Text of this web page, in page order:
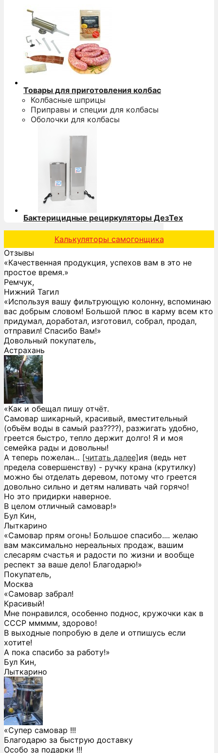
Товары для приготовления колбас
Колбасные шприцы
Приправы и специи для колбасы
Оболочки для колбасы
Бактерицидные рециркуляторы ДезТех
Калькуляторы самогонщика
Отзывы
«Качественная продукция, успехов вам в это не
простое время.»
Ремчук,
Нижний Тагил
«Используя вашу фильтрующую колонну, вспоминаю
вас добрым словом! Большой плюс в карму всем кто
придумал, доработал, изготовил, собрал, продал,
отправил! Спасибо Вам!»
Довольный покупатель,
Астрахань
«Как и обещал пишу отчёт.
Самовар шикарный, красивый, вместительный
(объём воды в самый раз????), разжигать удобно,
греется быстро, тепло держит долго! Я и моя
семейка рады и довольны!
А теперь пожелан... [читать далее]ия (ведь нет
предела совершенству) - ручку крана (крутилку)
можно бы отделать деревом, потому что греется
довольно сильно и детям наливать чай горячо!
Но это придирки наверное.
В целом отличный самовар!»
Бул Кин,
Лыткарино
«Самовар прям огонь! Большое спасибо.... желаю
вам максимально нереальных продаж, вашим
слесарям счастья и радости по жизни и вообще
респект за ваше дело! Благодарю!»
Покупатель,
Москва
«Самовар забрал!
Красивый!
Мне понравился, особенно поднос, кружочки как в
СССР ммммм, здорово!
В выходные попробую в деле и отпишусь если
хотите!
А пока спасибо за работу!»
Бул Кин,
Лыткарино
«Супер самовар !!!
Благодарю за быструю доставку
Особо за подарки !!!